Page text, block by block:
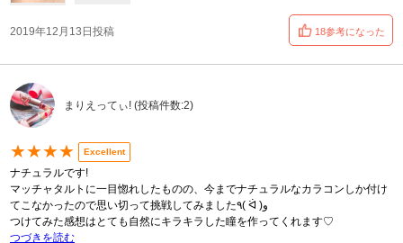
2019年12月13日投稿 18参考になった
まりえってぃ! (投稿件数:2)
★★★★ Excellent
ナチュラルです!
マッチャタルトに一目惚れしたものの、今までナチュラルなカラコンしか付け
てこなかったので思い切って挑戦してみました٩( ᐛ )و
つけてみた感想はとても自然にキラキラした瞳を作ってくれます♡
つづきを読む